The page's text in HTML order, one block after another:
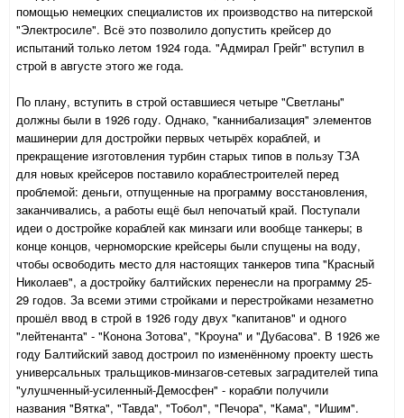
помощью немецких специалистов их производство на питерской
"Электросиле". Всё это позволило допустить крейсер до
испытаний только летом 1924 года. "Адмирал Грейг" вступил в
строй в августе этого же года.
По плану, вступить в строй оставшиеся четыре "Светланы"
должны были в 1926 году. Однако, "каннибализация" элементов
машинерии для достройки первых четырёх кораблей, и
прекращение изготовления турбин старых типов в пользу ТЗА
для новых крейсеров поставило кораблестроителей перед
проблемой: деньги, отпущенные на программу восстановления,
заканчивались, а работы ещё был непочатый край. Поступали
идеи о достройке кораблей как минзаги или вообще танкеры; в
конце концов, черноморские крейсеры были спущены на воду,
чтобы освободить место для настоящих танкеров типа "Красный
Николаев", а достройку балтийских перенесли на программу 25-
29 годов. За всеми этими стройками и перестройками незаметно
прошёл ввод в строй в 1926 году двух "капитанов" и одного
"лейтенанта" - "Конона Зотова", "Кроуна" и "Дубасова". В 1926 же
году Балтийский завод достроил по изменённому проекту шесть
универсальных тральщиков-минзагов-сетевых заградителей типа
"улушченный-усиленный-Демосфен" - корабли получили
названия "Вятка", "Тавда", "Тобол", "Печора", "Кама", "Ишим".